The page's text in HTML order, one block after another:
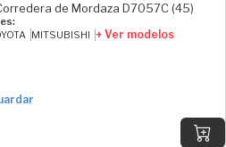
de Mordaza D7057C (45)
MITSUBISHI + Ver modelos